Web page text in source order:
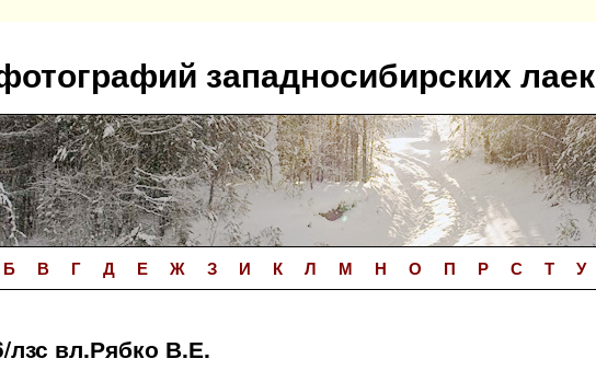
западносибирских лаек
Б В Г Д Е Ж З И К Л М Н О П Р С Т У
вл.Рябко В.Е.